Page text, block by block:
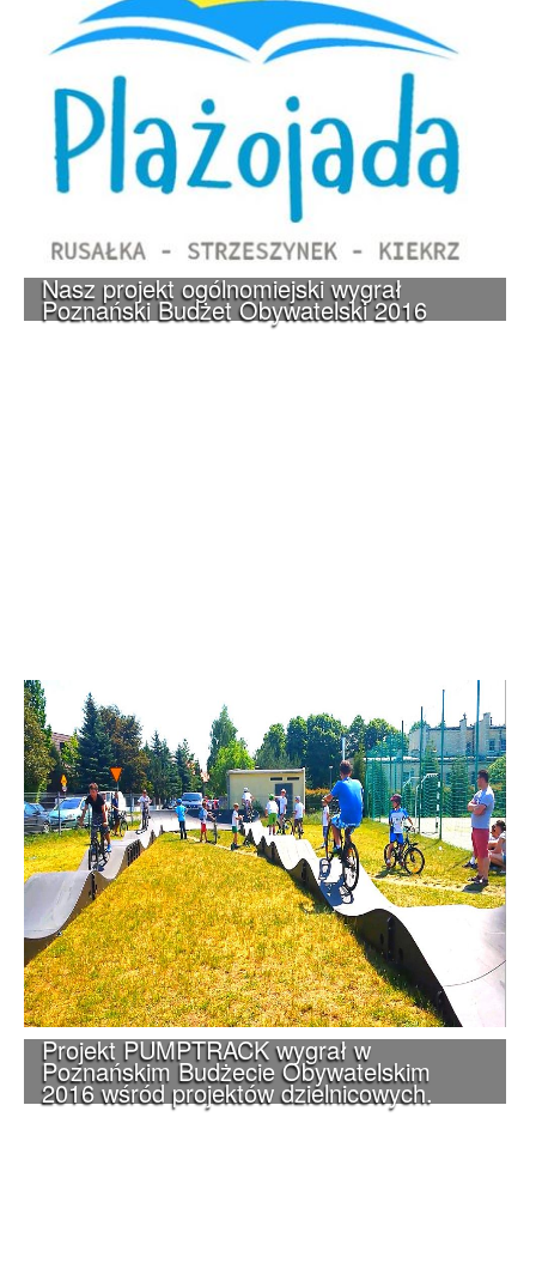
Nasz projekt ogólnomiejski wygrał
Poznański Budżet Obywatelski 2016
Projekt PUMPTRACK wygrał w
Poznańskim Budżecie Obywatelskim
2016 wśród projektów dzielnicowych.